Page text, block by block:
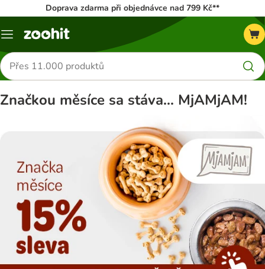
Doprava zdarma při objednávce nad 799 Kč**
Menu
Hledat
produkty
Značkou měsíce sa stáva... MjAMjAM!